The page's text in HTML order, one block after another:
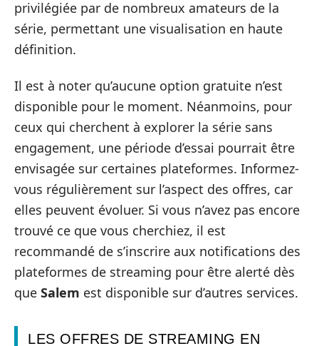
privilégiée par de nombreux amateurs de la
série, permettant une visualisation en haute
définition.
Il est à noter qu’aucune option gratuite n’est
disponible pour le moment. Néanmoins, pour
ceux qui cherchent à explorer la série sans
engagement, une période d’essai pourrait être
envisagée sur certaines plateformes. Informez-
vous régulièrement sur l’aspect des offres, car
elles peuvent évoluer. Si vous n’avez pas encore
trouvé ce que vous cherchiez, il est
recommandé de s’inscrire aux notifications des
plateformes de streaming pour être alerté dès
que Salem est disponible sur d’autres services.
LES OFFRES DE STREAMING EN